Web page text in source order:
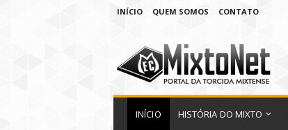
INÍCIO QUEM SOMOS CONTATO
INÍCIO HISTÓRIA DO MIXTO